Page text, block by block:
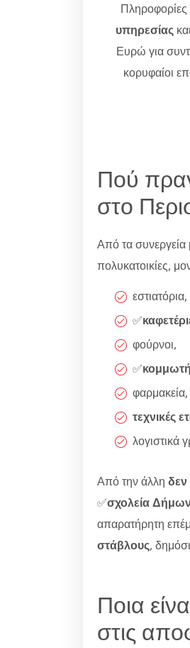
Πληροφορίες
υπηρεσίας
Ευρώ για
κορυφαίοι
Πού
στο
Από τα συνεργεία
πολυκατοικίες,
εστιατόρια,
✅
φούρνοι,
✅
φαρμακεία,
τεχνικές
λογιστικά
Από την άλλη
✅σχολεία
απαρατήρητη
στάβλους,
Ποια
στις